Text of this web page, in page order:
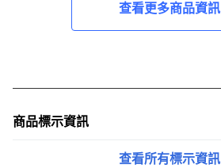
查看更多商品資訊
商品標示資訊
查看所有標示資訊